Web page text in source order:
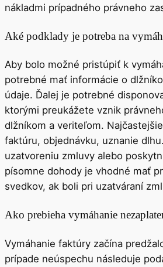
nákladmi prípadného právneho
Aké podklady je potreba na
Aby bolo možné pristúpiť k
potrebné mať informácie o
údaje. Ďalej je potrebné
ktorými preukážete vznik
dlžníkom a veriteľom.
faktúru, objednávku, uznanie
uzatvoreniu zmluvy alebo
písomne dohody je vhodné mať
svedkov, ak boli pri uzatváraní
Ako prebieha vymáhanie
Vymáhanie faktúry začína
prípade neúspechu následuje